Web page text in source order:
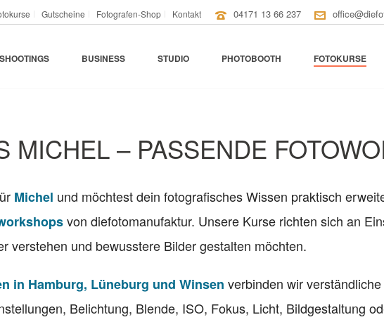
Gutscheine Fotografen-Shop Kontakt 04171 13 66 237
BUSINESS STUDIO PHOTOBOOTH FOTOKURSE
MICHEL – PASSENDE
Michel und möchtest dein fotografisches Wissen praktisch
von diefotomanufaktur. Unsere Kurse richten sich an
verstehen und bewusstere Bilder gestalten möchten.
in Hamburg, Lüneburg und Winsen verbinden wir
Belichtung, Blende, ISO, Fokus, Licht, Bildgestaltung